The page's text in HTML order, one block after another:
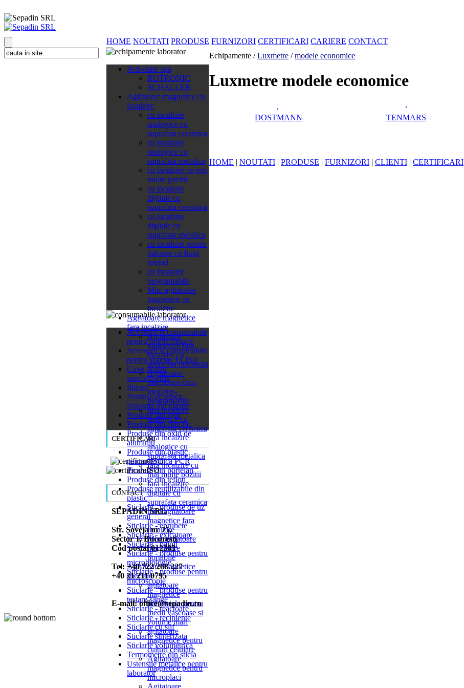
HOME NOUTATI PRODUSE FURNIZORI CERTIFICARI CARIERE CONTACT
Activitate apa
ROTRONIC
SCHALLER
Agitatoare magnetice cu
incalzire
cu incalzire
analogice cu
suprafata ceramica
cu incalzire
analogice cu
suprafata metalica
cu incalzire cu mai
multe pozitii
cu incalzire
digitale cu
suprafata ceramica
cu incalzire
digitale cu
suprafata metalica
cu incalzire pentru
baloane cu fund
rotund
cu incalzire
programabile
Mini agitatoare
magnetice cu
incalzire
Agitatoare magnetice
fara incalzire
Agitatoare
magnetice fara
incalzire cu
suprafata iluminata
Agitatoare-
magnetice-fara-
incalzire-
programabile
fara incalzire
analogice cu
suprafata ceramica
fara incalzire
analogice cu
suprafata metalica
fara incalzire cu
mai multe pozitii
fara incalzire
digitale cu
suprafata ceramica
mini agitatoare
magnetice fara
incalzire
Mini agitatoare
magnetice
portabile
Agitatoare magnetice
speciale
agitatoare
magnetice
industriale pentru
medii vascoase si
volume mari
agitatoare
magnetice pentru
culturi celulare
Agitatoare
magnetice pentru
microplaci
Agitatoare
26 categorii
Accesorii si consumabile
pentru igiena muncii
Accesorii si consumabile
pentru sisteme ELISA
Cuve pentru
spectrometrie
filtrare
Produse de unica
folosinta din plastic
Produse din agat
Produse din cauciuc
Produse din oxid de
aluminiu
Produse din plastic
pentru tehnica PCR
Produse din portelan
Produse din teflon
Produse reutilizabile din
plastic
Sticlarie - produse de uz
general
Sticlarie - eprubete
Sticlarie - exicatoare
Sticlarie - palnii
Sticlarie - produse pentru
microbiologie
Sticlarie - produse pentru
microscopie
Sticlarie - produse pentru
testare sange
Sticlarie - reactoare
Sticlarie - recipiente
Sticlarie cu slif
Sticlarie sinterizata
Sticlarie volumetrica
Termometre din sticla
Ustensile metalice pentru
laborator
CERTIFICARI
CONTACT
SEPADIN SRL
Str. Soveja nr 75,
Sector 1, Bucuresti
Cod postal 012303
Tel: +40 722 268 227
+40 21 211 0795
E-mail: office@sepadin.ro
Echipamente /Luxmetre /modele economice
Luxmetre modele economice
DOSTMANN TENMARS
HOME | NOUTATI | PRODUSE | FURNIZORI | CLIENTI | CERTIFICARI